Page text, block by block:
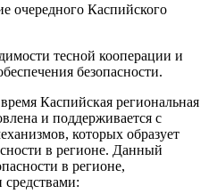
очередного Каспийского
тесной кооперации и
безопасности.
Каспийская региональная
и поддерживается с
которых образует
в регионе. Данный
в регионе,